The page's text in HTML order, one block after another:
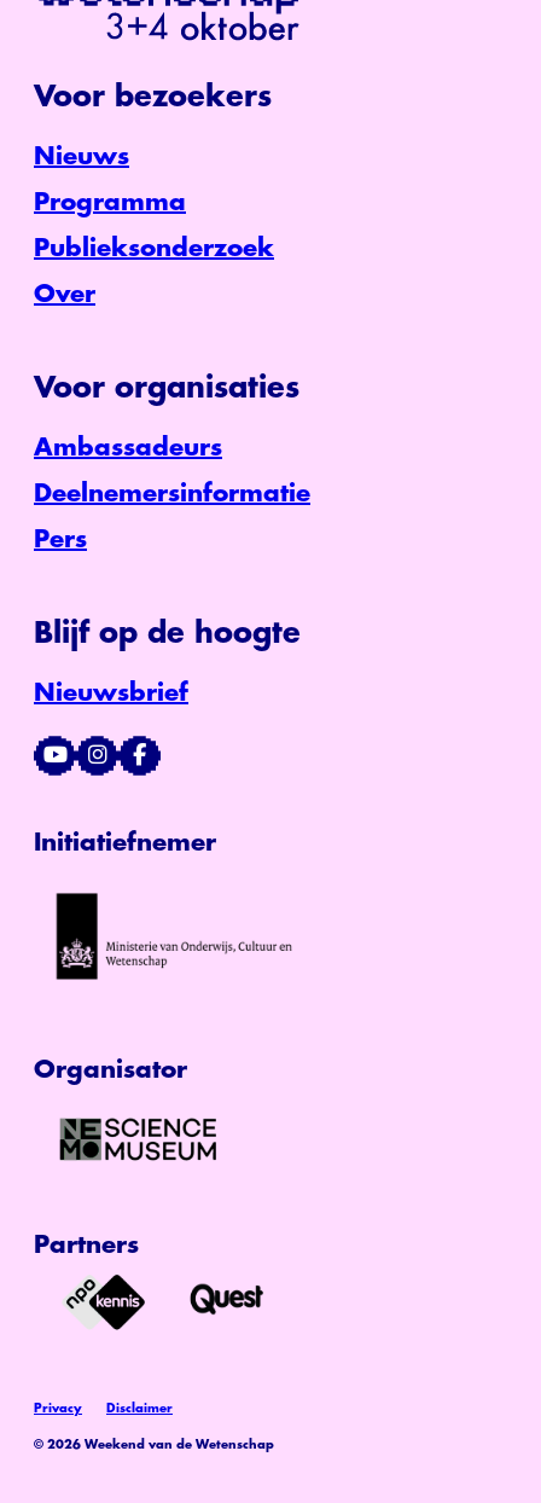
Voor bezoekers
Nieuws
Programma
Publieksonderzoek
Over
Voor organisaties
Ambassadeurs
Deelnemersinformatie
Pers
Blijf op de hoogte
Nieuwsbrief
Initiatiefnemer
Organisator
Partners
© 2026 Weekend van de Wetenschap
Privacy Disclaimer